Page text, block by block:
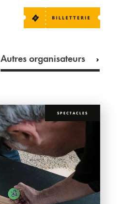
Autres organisateurs
SPECTACLES